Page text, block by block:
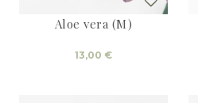
Aloe vera (M)
13,00 €